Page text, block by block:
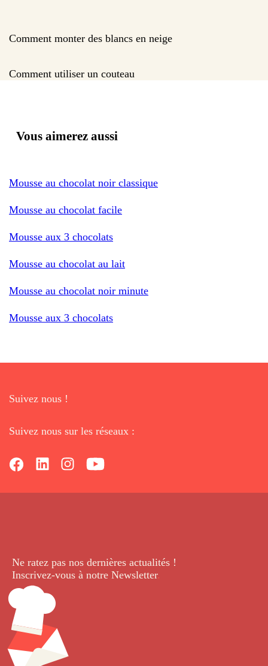
Comment monter des blancs en neige
Comment utiliser un couteau
Vous aimerez aussi
Mousse au chocolat noir classique
Mousse au chocolat facile
Mousse aux 3 chocolats
Mousse au chocolat au lait
Mousse au chocolat noir minute
Mousse aux 3 chocolats
Suivez nous !
Suivez nous sur les réseaux :
Ne ratez pas nos dernières actualités !
Inscrivez-vous à notre Newsletter.